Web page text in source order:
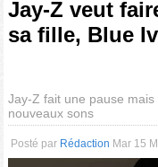
Jay-Z veut
sa fille, Blue
Jay-Z fait une pause
nouveaux sons
Posté par Rédaction Mar 15